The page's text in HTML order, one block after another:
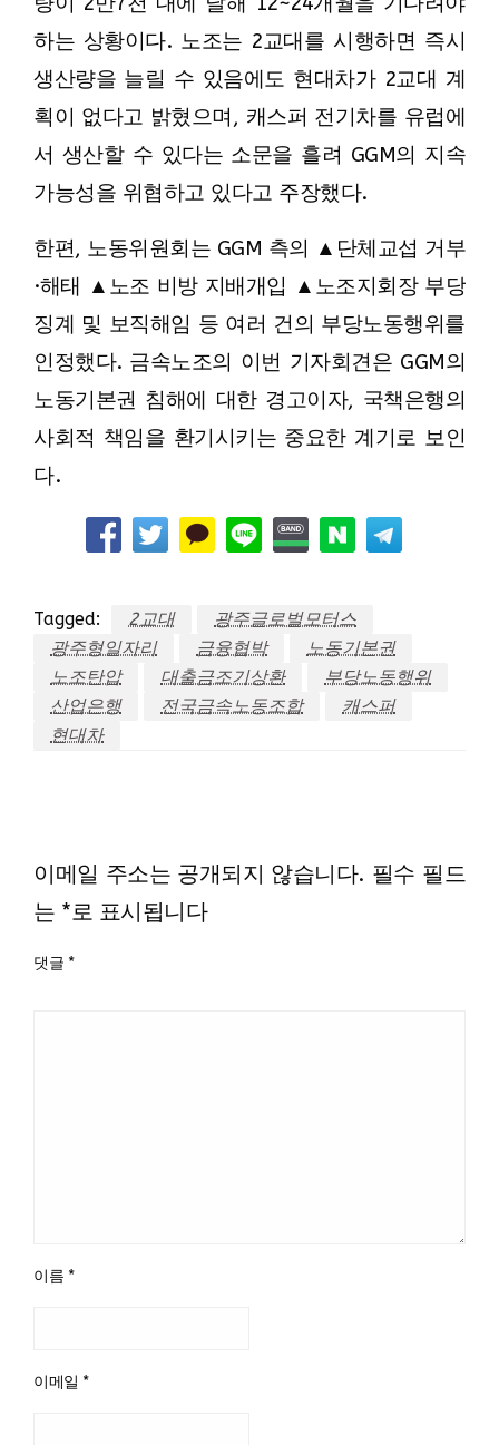
하는 상황이다. 노조는 2교대를 시행하면 즉시
생산량을 늘릴 수 있음에도 현대차가 2교대 계
획이 없다고 밝혔으며, 캐스퍼 전기차를 유럽에
서 생산할 수 있다는 소문을 흘려 GGM의 지속
가능성을 위협하고 있다고 주장했다.
한편, 노동위원회는 GGM 측의 ▲단체교섭 거부
·해태 ▲노조 비방 지배개입 ▲노조지회장 부당
징계 및 보직해임 등 여러 건의 부당노동행위를
인정했다. 금속노조의 이번 기자회견은 GGM의
노동기본권 침해에 대한 경고이자, 국책은행의
사회적 책임을 환기시키는 중요한 계기로 보인
다.
Tagged: 2교대
광주글로벌모터스
광주형일자리
금융협박
노동기본권
노조탄압
대출금조기상환
부당노동행위
산업은행
전국금속노동조합
캐스퍼
현대차
이메일 주소는 공개되지 않습니다. 필수 필드
는 *로 표시됩니다
댓글 *
이름 *
이메일 *